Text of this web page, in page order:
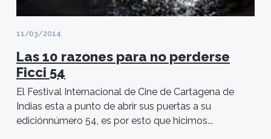
11/03/2014
Las 10 razones para no perderse
Ficci 54
El Festival Internacional de Cine de Cartagena de
Indias esta a punto de abrir sus puertas a su
ediciónnúmero 54, es por esto que hicimos...